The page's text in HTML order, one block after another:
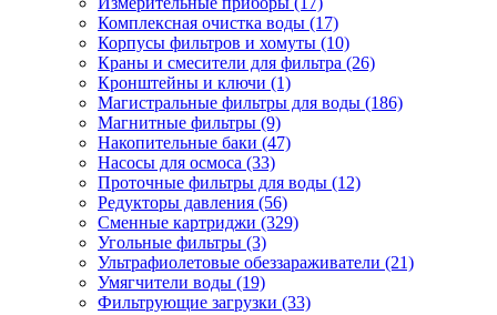
Комплексная очистка воды (17)
Корпусы фильтров и хомуты (10)
Краны и смесители для фильтра (26)
Кронштейны и ключи (1)
Магистральные фильтры для воды (186)
Магнитные фильтры (9)
Накопительные баки (47)
Насосы для осмоса (33)
Проточные фильтры для воды (12)
Редукторы давления (56)
Сменные картриджи (329)
Угольные фильтры (3)
Ультрафиолетовые обеззараживатели (21)
Умягчители воды (19)
Фильтрующие загрузки (33)